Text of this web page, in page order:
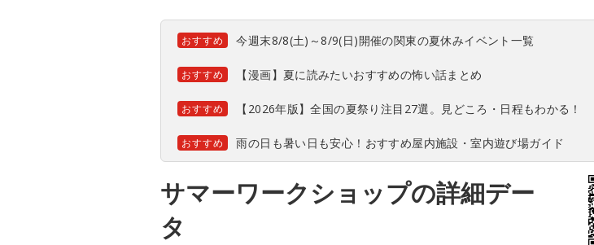
おすすめ 今週末8/8(土)～8/9(日)開催の関東の夏休みイベント一覧
おすすめ 【漫画】夏に読みたいおすすめの怖い話まとめ
おすすめ 【2026年版】全国の夏祭り注目27選。見どころ・日程もわかる！
おすすめ 雨の日も暑い日も安心！おすすめ屋内施設・室内遊び場ガイド
サマーワークショップの詳細デー
タ